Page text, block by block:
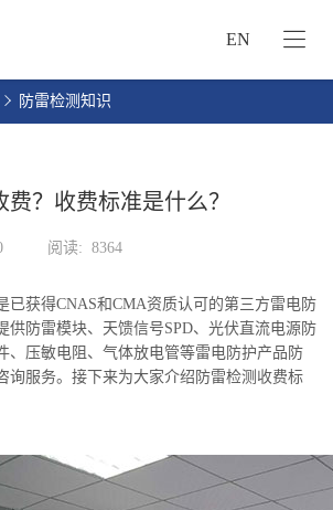
EN
防雷检测知识
费？收费标准是什么？
阅读: 8364
已获得CNAS和CMA资质认可的第三方雷电防
供防雷模块、天馈信号SPD、光伏直流电源防
、压敏电阻、气体放电管等雷电防护产品防
询服务。接下来为大家介绍防雷检测收费标